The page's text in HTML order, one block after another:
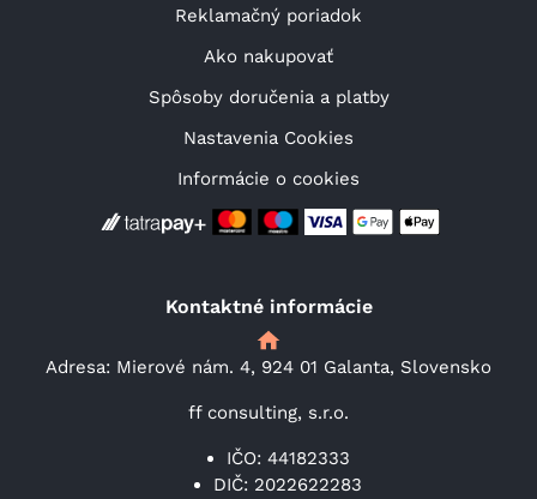
Reklamačný poriadok
Ako nakupovať
Spôsoby doručenia a platby
Nastavenia Cookies
Informácie o cookies
Kontaktné informácie
Adresa: Mierové nám. 4, 924 01 Galanta, Slovensko
ff consulting, s.r.o.
IČO: 44182333
DIČ: 2022622283